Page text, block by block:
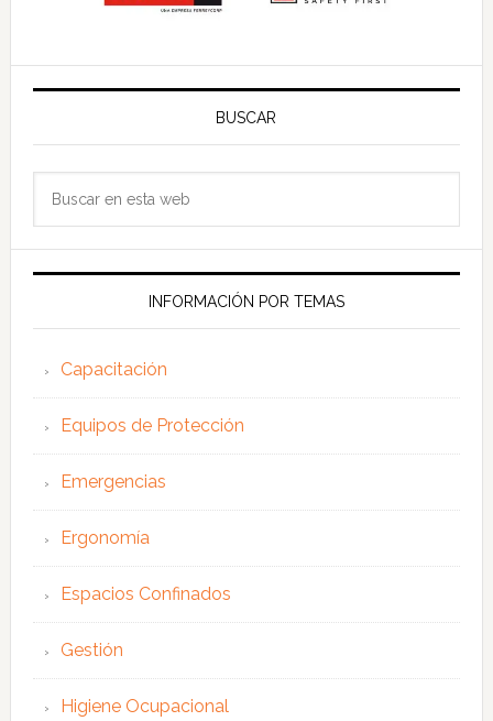
BUSCAR
web
INFORMACIÓN POR TEMAS
Capacitación
Equipos de Protección
Emergencias
Ergonomía
Espacios Confinados
Gestión
Higiene Ocupacional